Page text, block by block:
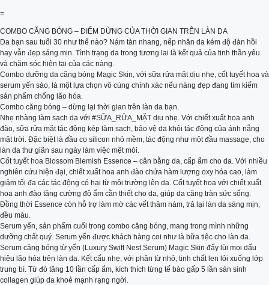
=
COMBO CĂNG BÓNG – ĐIỂM DỪNG CỦA THỜI GIAN TRÊN LÀN DA
Da bạn sau tuổi 30 như thế nào? Nám tàn nhang, nếp nhăn da kém độ đàn hồi
hay vẫn đẹp sáng mịn. Tình trạng da trong tương lai là kết quả của tinh thần yêu
và chăm sóc hiện tại của các nàng.
Combo dưỡng da căng bóng Magic Skin, với sữa rửa mặt dịu nhẹ, cốt tuyết hoa và
serum yến sào, là một lựa chọn vô cùng chính xác nếu nàng đẹp đang tìm kiếm
sản phẩm chống lão hóa.
Combo căng bóng – dừng lại thời gian trên làn da bạn.
Nhẹ nhàng làm sạch da với #SỮA_RỬA_MẶT dịu nhẹ. Với chiết xuất hoa anh
đào, sữa rửa mặt tác động kép làm sạch, bảo vệ da khỏi tác động của ánh nắng
mặt trời. Đặc biệt là đầu cọ silicon nhỏ mềm, tác động như một đầu massage, cho
làn da thư giãn sau ngày làm việc mệt mỏi.
Cốt tuyết hoa Blossom Blemish Essence – cân bằng da, cấp ẩm cho da. Với nhiều
nghiên cứu hiện đại, chiết xuất hoa anh đào chứa hàm lượng oxy hóa cao, làm
giảm tối đa các tác động có hại từ môi trường lên da. Cốt tuyết hoa với chiết xuất
hoa anh đào tăng cường độ ẩm cần thiết cho da, giúp da căng tràn sức sống.
Đồng thời Essence còn hỗ trợ làm mờ các vết thâm nám, trả lại làn da sáng mịn,
đều màu.
Serum yến, sản phẩm cuối trong combo căng bóng, mang trong mình những
dưỡng chất quý. Serum yến được khách hàng coi như là bữa tiệc cho làn da.
Serum căng bóng từ yến (Luxury Swift Nest Serum) Magic Skin đẩy lùi mọi dấu
hiệu lão hóa trên làn da. Kết cấu nhẹ, với phân từ nhỏ, tinh chất len lỏi xuống lớp
trung bì. Từ đó tăng 10 lần cấp ẩm, kích thích từng tế bào gấp 5 lần sản sinh
collagen giúp da khoẻ mạnh rạng ngời.